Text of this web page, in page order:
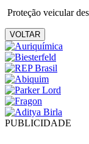
Proteção veicular
VOLTAR
PUBLICIDADE